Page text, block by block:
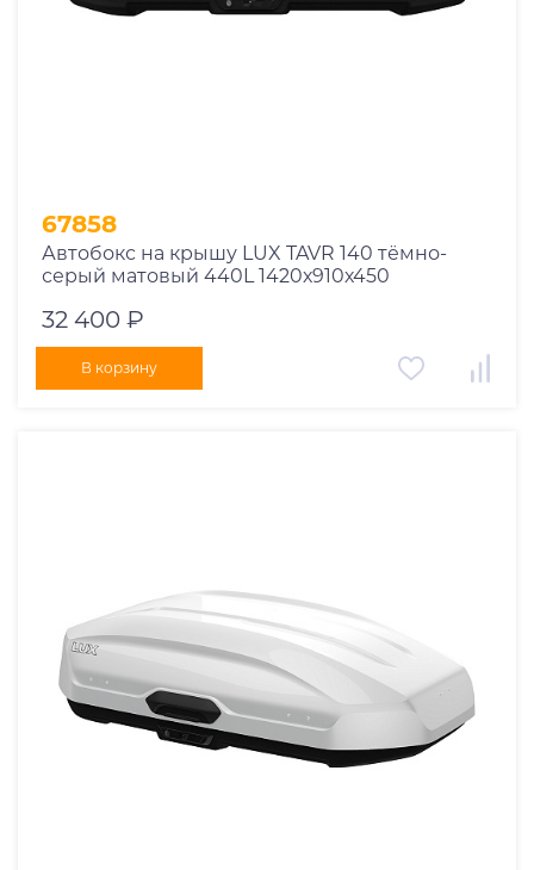
67858
Автобокс на крышу LUX TAVR 140 тёмно-
серый матовый 440L 1420х910х450
32 400 ₽
В корзину